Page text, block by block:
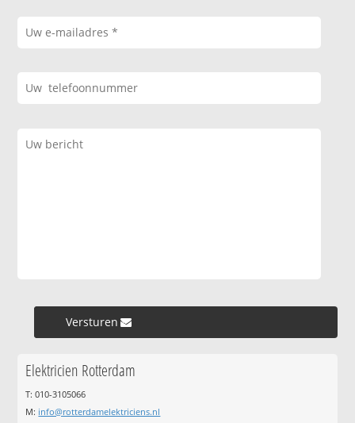
Versturen »
Elektricien Rotterdam
T: 010-3105066
M: info@rotterdamelektriciens.nl